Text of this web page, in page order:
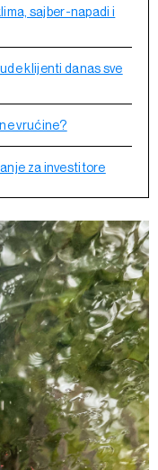
sajber-napadi i
klijenti danas sve
vrućine?
za investitore